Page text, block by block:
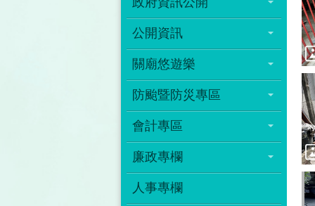
公開資訊
關廟悠遊樂
防颱暨防災專區
會計專區
廉政專欄
人事專欄